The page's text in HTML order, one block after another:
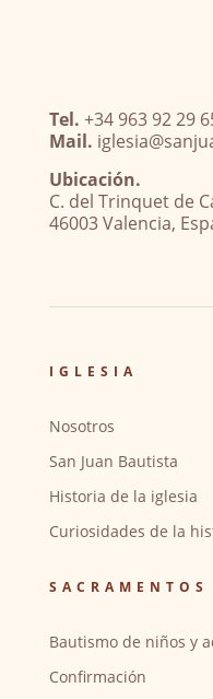
Tel. +34 963 92 29
Mail.
Ubicación.
C. del Trinquet de
46003 Valencia,
IGLESIA
Nosotros
San Juan Bautista
Historia de la iglesia
Curiosidades de la
SACRAMENTOS
Bautismo de niños y
Confirmación